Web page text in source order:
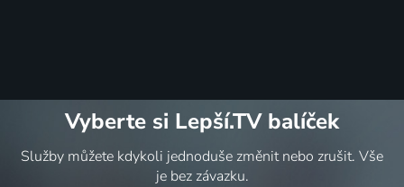
Vyberte si Lepší.TV balíček
Služby můžete kdykoli jednoduše změnit nebo zrušit. Vše
je bez závazku.